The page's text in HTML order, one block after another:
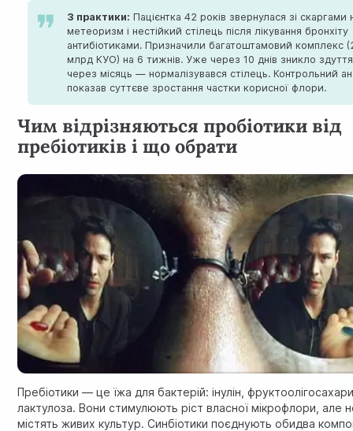
З практики: Пацієнтка 42 років звернулася зі скаргами
метеоризм і нестійкий стілець після лікування бронхіту
антибіотиками. Призначили багатоштамовий комплекс
млрд КУО) на 6 тижнів. Уже через 10 днів зникло
через місяць — нормалізувався стілець. Контрольний
показав суттєве зростання частки корисної флори.
Чим відрізняються пробіотики від
пребіотиків і що обрати
Пребіотики — це їжа для бактерій: інулін,
лактулоза. Вони стимулюють ріст власної мікрофлори, але
містять живих культур. Синбіотики поєднують обидва